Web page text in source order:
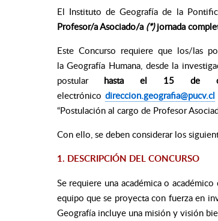
El Instituto de Geografía de la
Profesor/a Asociado/a (*)jornada
Este Concurso requiere que los/las
laGeografía Humana, desde la
postular hasta el 15 de
electrónicodireccion.geografia@pucv.cl
“Postulación al cargo de Profesor
Con ello, se deben considerar los
1. DESCRIPCIÓN DEL CONCURSO
Se requiere una académica o
equipo que se proyecta con fuerza en
Geografía incluye una misión y visión